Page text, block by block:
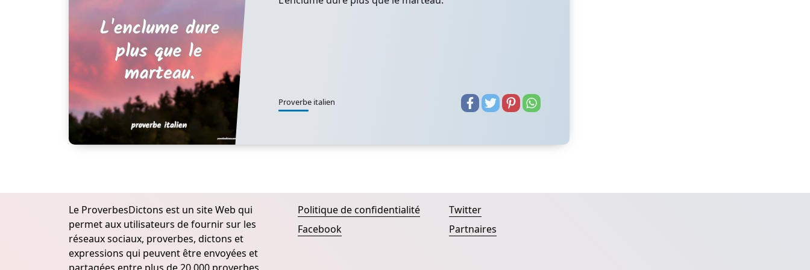
Proverbe italien
Le ProverbesDictons est un site Web qui
permet aux utilisateurs de fournir sur les
réseaux sociaux, proverbes, dictons et
expressions qui peuvent être envoyées et
Politique de confidentialité
Facebook
Twitter
Partnaires